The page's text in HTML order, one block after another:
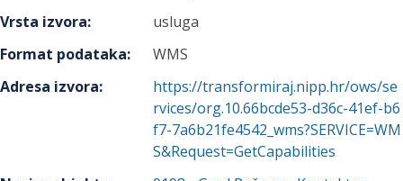
Vrsta izvora:
usluga
Format podataka:
WMS
Adresa izvora:
https://transformiraj.nipp.hr/ows/se
rvices/org.10.66bcde53-d36c-41ef-b6
f7-7a6b21fe4542_wms?SERVICE=WM
S&Request=GetCapabilities